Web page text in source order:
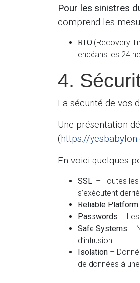
Pour les sinistres
comprend les
RTO (Recovery
endéans les 24
4.
La sécurité de vos
Une présentation
(https://
En voici quelques
SSL – Toutes
s’exécutent
Reliable Platform
Passwords –
Safe Systems –
d’intrusion
Isolation –
de données à